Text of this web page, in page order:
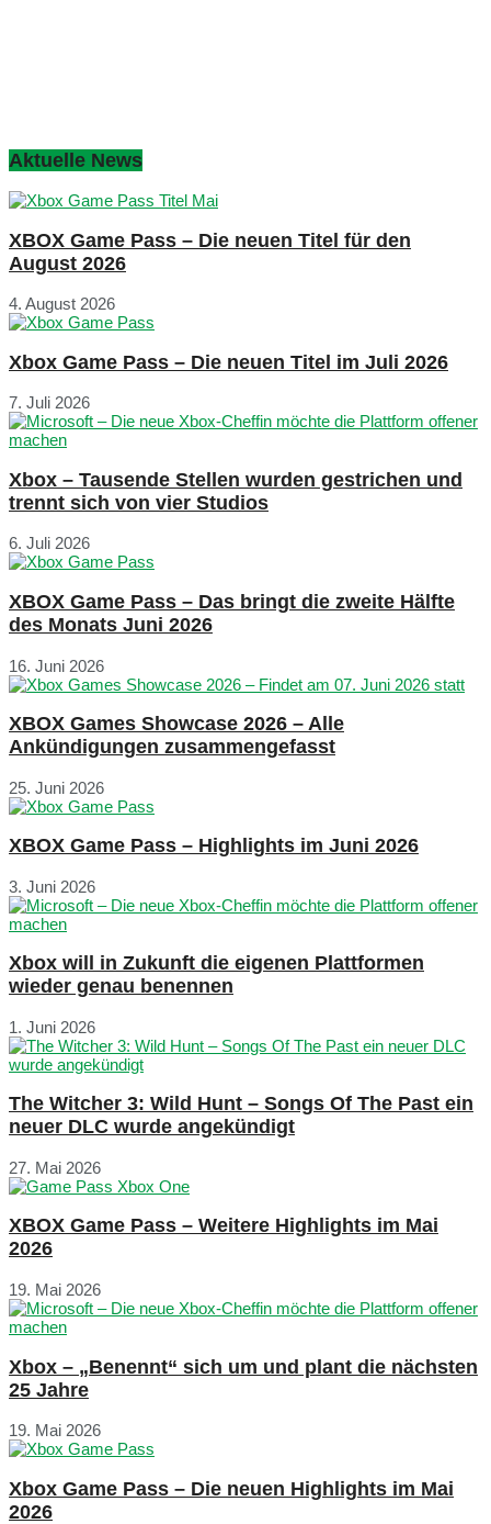
Aktuelle News
XBOX Game Pass – Die neuen Titel für den
August 2026
4. August 2026
Xbox Game Pass – Die neuen Titel im Juli 2026
7. Juli 2026
Xbox – Tausende Stellen wurden gestrichen und
trennt sich von vier Studios
6. Juli 2026
XBOX Game Pass – Das bringt die zweite Hälfte
des Monats Juni 2026
16. Juni 2026
XBOX Games Showcase 2026 – Alle
Ankündigungen zusammengefasst
25. Juni 2026
XBOX Game Pass – Highlights im Juni 2026
3. Juni 2026
Xbox will in Zukunft die eigenen Plattformen
wieder genau benennen
1. Juni 2026
The Witcher 3: Wild Hunt – Songs Of The Past ein
neuer DLC wurde angekündigt
27. Mai 2026
XBOX Game Pass – Weitere Highlights im Mai
2026
19. Mai 2026
Xbox – „Benennt“ sich um und plant die nächsten
25 Jahre
19. Mai 2026
Xbox Game Pass – Die neuen Highlights im Mai
2026